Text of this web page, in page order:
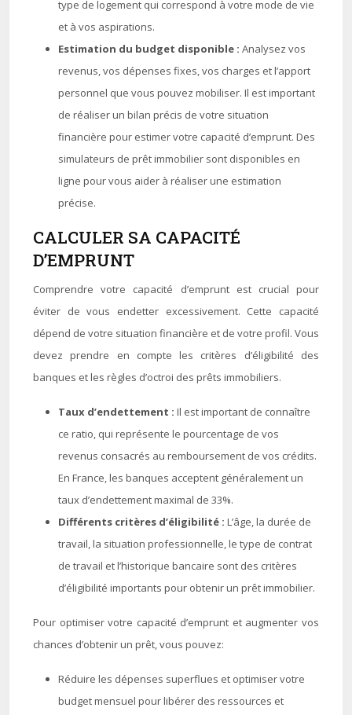
type de logement qui correspond à votre mode de vie
et à vos aspirations.
Estimation du budget disponible : Analysez vos
revenus, vos dépenses fixes, vos charges et l’apport
personnel que vous pouvez mobiliser. Il est important
de réaliser un bilan précis de votre situation
financière pour estimer votre capacité d’emprunt. Des
simulateurs de prêt immobilier sont disponibles en
ligne pour vous aider à réaliser une estimation
précise.
CALCULER SA CAPACITÉ
D’EMPRUNT
Comprendre votre capacité d’emprunt est crucial pour
éviter de vous endetter excessivement. Cette capacité
dépend de votre situation financière et de votre profil. Vous
devez prendre en compte les critères d’éligibilité des
banques et les règles d’octroi des prêts immobiliers.
Taux d’endettement : Il est important de connaître
ce ratio, qui représente le pourcentage de vos
revenus consacrés au remboursement de vos crédits.
En France, les banques acceptent généralement un
taux d’endettement maximal de 33%.
Différents critères d’éligibilité : L’âge, la durée de
travail, la situation professionnelle, le type de contrat
de travail et l’historique bancaire sont des critères
d’éligibilité importants pour obtenir un prêt immobilier.
Pour optimiser votre capacité d’emprunt et augmenter vos
chances d’obtenir un prêt, vous pouvez:
Réduire les dépenses superflues et optimiser votre
budget mensuel pour libérer des ressources et